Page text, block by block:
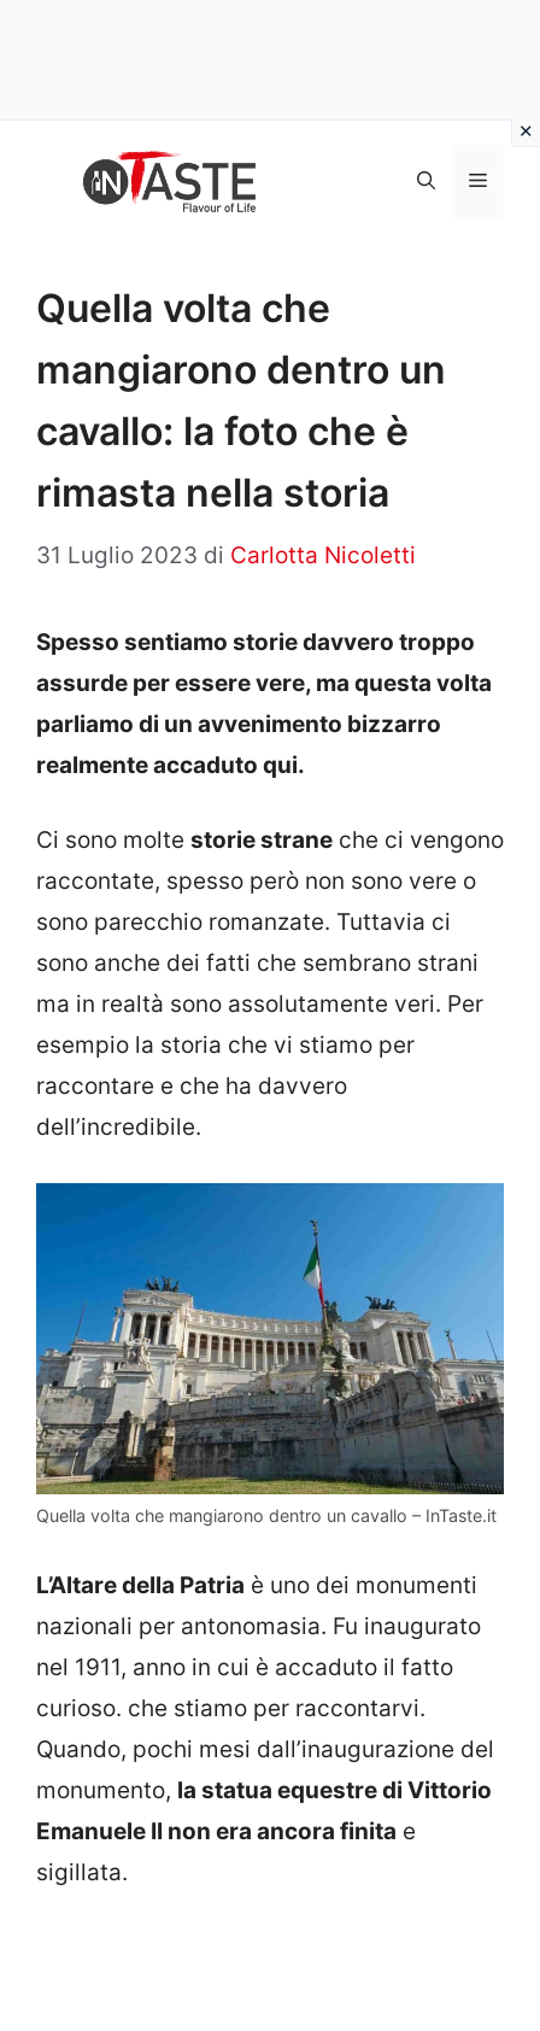
Menu
Quella volta che
mangiarono dentro un
cavallo: la foto che è
rimasta nella storia
31 Luglio 2023 di Carlotta Nicoletti
Spesso sentiamo storie davvero troppo
assurde per essere vere, ma questa volta
parliamo di un avvenimento bizzarro
realmente accaduto qui.
Ci sono molte storie strane che ci vengono
raccontate, spesso però non sono vere o
sono parecchio romanzate. Tuttavia ci
sono anche dei fatti che sembrano strani
ma in realtà sono assolutamente veri. Per
esempio la storia che vi stiamo per
raccontare e che ha davvero
dell’incredibile.
Quella volta che mangiarono dentro un cavallo – InTaste.it
L’Altare della Patria è uno dei monumenti
nazionali per antonomasia. Fu inaugurato
nel 1911, anno in cui è accaduto il fatto
curioso. che stiamo per raccontarvi.
Quando, pochi mesi dall’inaugurazione del
monumento, la statua equestre di Vittorio
Emanuele II non era ancora finita e
sigillata.